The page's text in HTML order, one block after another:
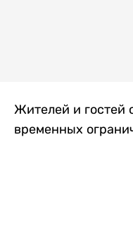
Жителей и гостей
временных